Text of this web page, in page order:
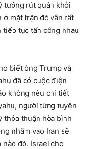
tưởng rút quân khỏi
ở mặt trận đó vẫn rất
tiếp tục tấn công nhau
biết ông Trump và
đã có cuộc điện
không nêu chi tiết
người từng tuyên
thỏa thuận hòa bình
nhằm vào Iran sẽ
đó. Israel cho